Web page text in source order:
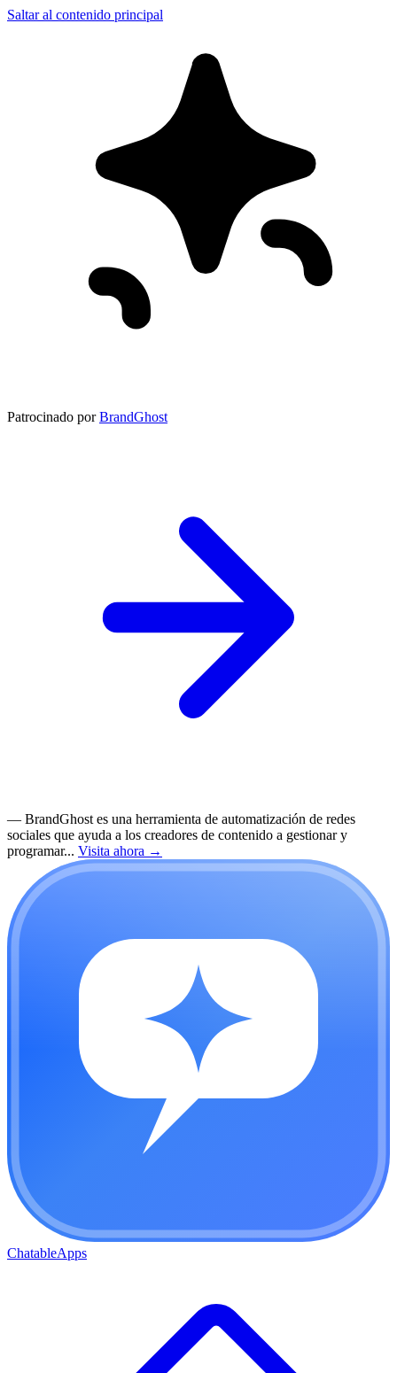
Saltar al contenido principal
Patrocinado por BrandGhost
— BrandGhost es una herramienta de automatización de redes
sociales que ayuda a los creadores de contenido a gestionar y
programar... Visita ahora →
ChatableApps